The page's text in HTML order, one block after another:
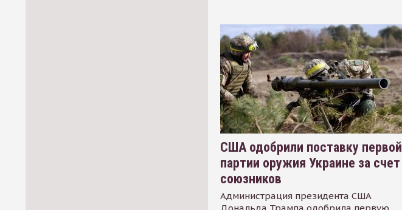
США одобрили поставку первой
партии оружия Украине за счет
союзников
Администрация президента США